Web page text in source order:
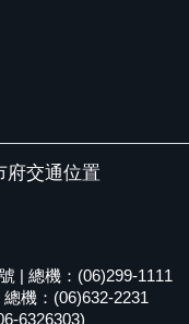
府交通位置
| 總機：(06)299-1111
機：(06)632-2231
6326303)